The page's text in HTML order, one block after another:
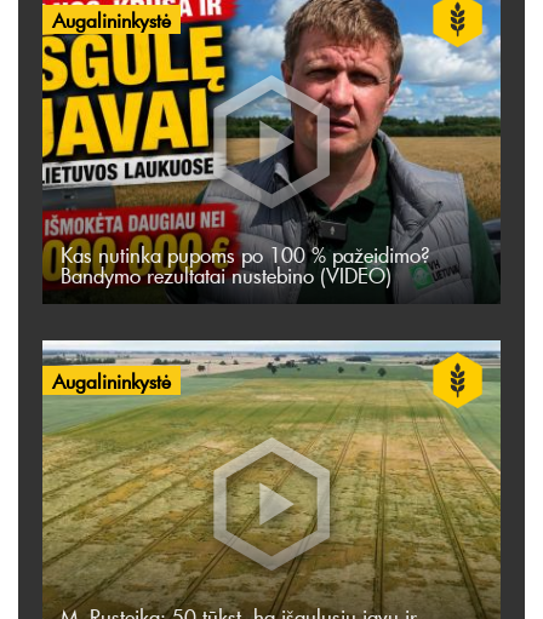
Augalininkystė
Kas nutinka pupoms po 100 % pažeidimo?
Bandymo rezultatai nustebino (VIDEO)
Augalininkystė